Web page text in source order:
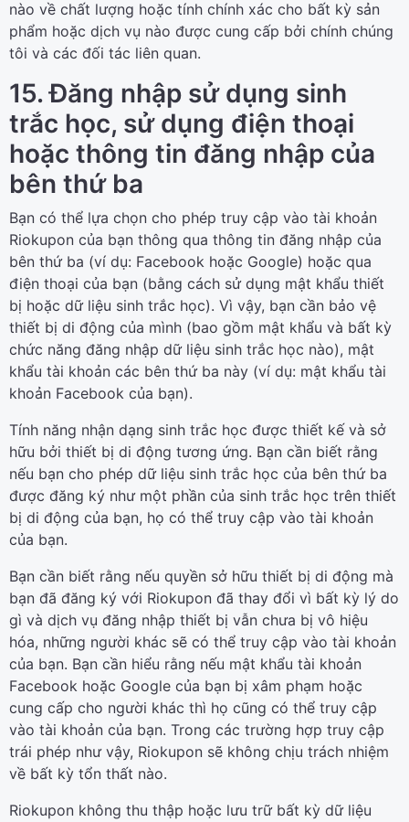
nào về chất lượng hoặc tính chính xác cho bất kỳ sản
phẩm hoặc dịch vụ nào được cung cấp bởi chính chúng
tôi và các đối tác liên quan.
15. Đăng nhập sử dụng sinh
trắc học, sử dụng điện thoại
hoặc thông tin đăng nhập của
bên thứ ba
Bạn có thể lựa chọn cho phép truy cập vào tài khoản
Riokupon của bạn thông qua thông tin đăng nhập của
bên thứ ba (ví dụ: Facebook hoặc Google) hoặc qua
điện thoại của bạn (bằng cách sử dụng mật khẩu thiết
bị hoặc dữ liệu sinh trắc học). Vì vậy, bạn cần bảo vệ
thiết bị di động của mình (bao gồm mật khẩu và bất kỳ
chức năng đăng nhập dữ liệu sinh trắc học nào), mật
khẩu tài khoản các bên thứ ba này (ví dụ: mật khẩu tài
khoản Facebook của bạn).
Tính năng nhận dạng sinh trắc học được thiết kế và sở
hữu bởi thiết bị di động tương ứng. Bạn cần biết rằng
nếu bạn cho phép dữ liệu sinh trắc học của bên thứ ba
được đăng ký như một phần của sinh trắc học trên thiết
bị di động của bạn, họ có thể truy cập vào tài khoản
của bạn.
Bạn cần biết rằng nếu quyền sở hữu thiết bị di động mà
bạn đã đăng ký với Riokupon đã thay đổi vì bất kỳ lý do
gì và dịch vụ đăng nhập thiết bị vẫn chưa bị vô hiệu
hóa, những người khác sẽ có thể truy cập vào tài khoản
của bạn. Bạn cần hiểu rằng nếu mật khẩu tài khoản
Facebook hoặc Google của bạn bị xâm phạm hoặc
cung cấp cho người khác thì họ cũng có thể truy cập
vào tài khoản của bạn. Trong các trường hợp truy cập
trái phép như vậy, Riokupon sẽ không chịu trách nhiệm
về bất kỳ tổn thất nào.
Riokupon không thu thập hoặc lưu trữ bất kỳ dữ liệu